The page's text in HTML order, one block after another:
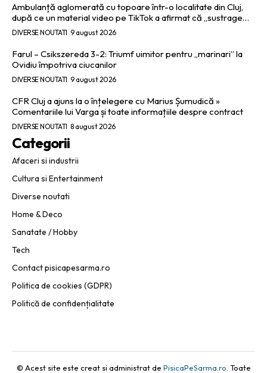
Ambulanță aglomerată cu topoare într-o localitate din Cluj,
după ce un material video pe TikTok a afirmat că „sustrage…
DIVERSE NOUTATI 9 august 2026
Farul – Csikszereda 3-2: Triumf uimitor pentru „marinari” la
Ovidiu împotriva ciucanilor
DIVERSE NOUTATI 9 august 2026
CFR Cluj a ajuns la o înțelegere cu Marius Șumudică »
Comentariile lui Varga și toate informațiile despre contract
DIVERSE NOUTATI 8 august 2026
Categorii
Afaceri si industrii
Cultura si Entertainment
Diverse noutati
Home & Deco
Sanatate / Hobby
Tech
Contact pisicapesarma.ro
Politica de cookies (GDPR)
Politică de confidențialitate
© Acest site este creat si administrat de PisicaPeSarma.ro . Toate